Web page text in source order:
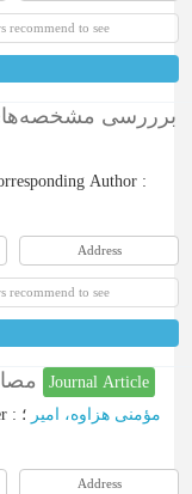
recommend to see
برررسی مشخصه‌های
Author :
Address
recommend to see
Journal Article
: مؤمنی هزاوه، امیر ؛
Address